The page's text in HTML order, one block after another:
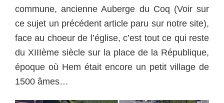
commune, ancienne Auberge du Coq (Voir sur
ce sujet un précédent article paru sur notre site),
face au choeur de l’église, c’est tout ce qui reste
du XIIIème siècle sur la place de la République,
époque où Hem était encore un petit village de
1500 âmes…